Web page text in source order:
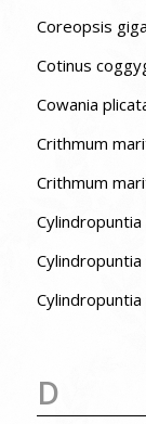
Coreopsis
Cotinus
Cowania
Crithmum
Crithmum
D